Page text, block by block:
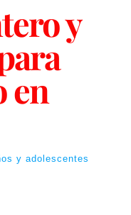
y
en
y adolescentes